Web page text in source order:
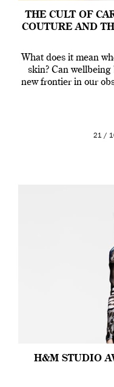
THE CULT OF
COUTURE AND
What does it mean
skin? Can
new frontier in our
21 /
H&M STUDIO